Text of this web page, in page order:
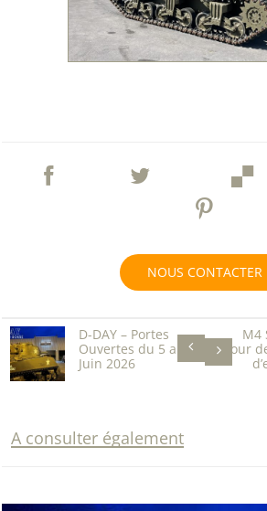
NOUS CONTACTER
D-DAY – Portes
Ouvertes du 5 au 8
Juin 2026
M4
retour
A consulter également